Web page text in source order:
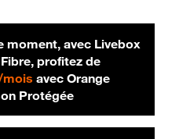
moment, avec Livebox
profitez de
mois20 € par mois
avec Orange
Protégée